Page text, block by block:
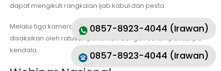
dapat mengikuti rangkaian ijab kabul dan pesta.
Melalui tiga kamera dan grafis profesional, event berhasil
disaksikan oleh ratusan penonton dengan serempak tanpa
kendala.
0857-8923-4044 (Irawan)
0857-8923-4044 (Irawan)